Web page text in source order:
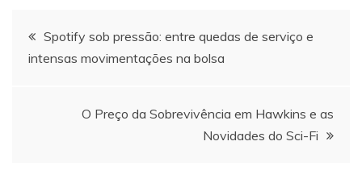
Navegação
de
artigos
Spotify sob pressão: entre quedas de serviço e
intensas movimentações na bolsa
O Preço da Sobrevivência em Hawkins e as
Novidades do Sci-Fi